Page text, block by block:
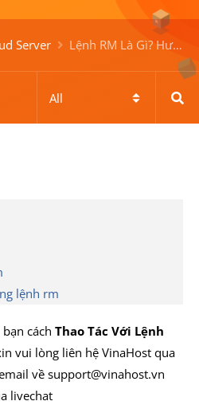
Server Lệnh RM Là Gì? Hướng Dẫn Thao Tác Với Lệnh RM
lệnh rm
cách Thao Tác Với Lệnh
vui lòng liên hệ VinaHost qua
về support@vinahost.vn
livechat